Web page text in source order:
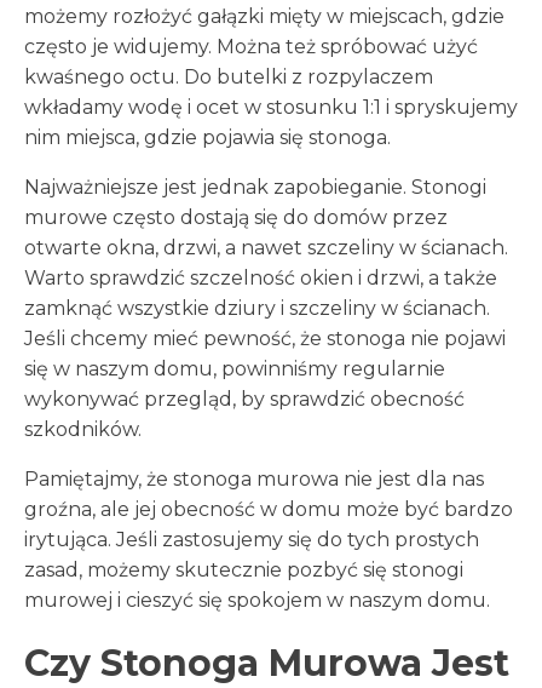
możemy rozłożyć gałązki mięty w miejscach, gdzie
często je widujemy. Można też spróbować użyć
kwaśnego octu. Do butelki z rozpylaczem
wkładamy wodę i ocet w stosunku 1:1 i spryskujemy
nim miejsca, gdzie pojawia się stonoga.
Najważniejsze jest jednak zapobieganie. Stonogi
murowe często dostają się do domów przez
otwarte okna, drzwi, a nawet szczeliny w ścianach.
Warto sprawdzić szczelność okien i drzwi, a także
zamknąć wszystkie dziury i szczeliny w ścianach.
Jeśli chcemy mieć pewność, że stonoga nie pojawi
się w naszym domu, powinniśmy regularnie
wykonywać przegląd, by sprawdzić obecność
szkodników.
Pamiętajmy, że stonoga murowa nie jest dla nas
groźna, ale jej obecność w domu może być bardzo
irytująca. Jeśli zastosujemy się do tych prostych
zasad, możemy skutecznie pozbyć się stonogi
murowej i cieszyć się spokojem w naszym domu.
Czy Stonoga Murowa Jest